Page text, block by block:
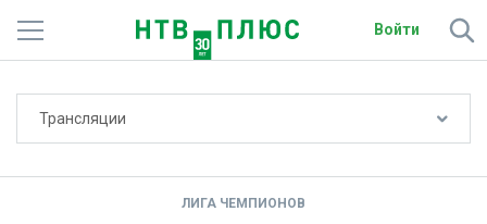
Войти
Трансляции
ЛИГА ЧЕМПИОНОВ